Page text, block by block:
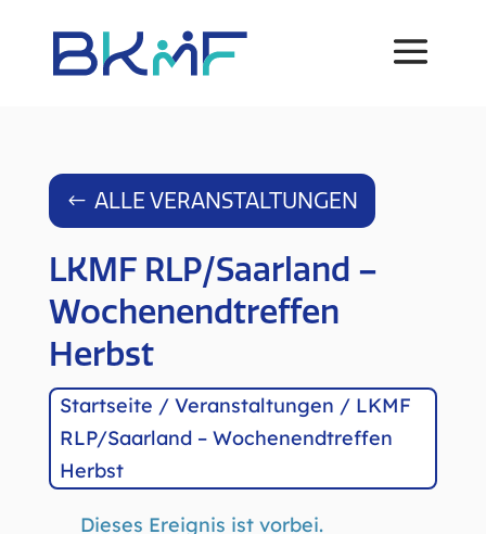
ALLE VERANSTALTUNGEN
LKMF RLP/Saarland –
Wochenendtreffen
Herbst
Startseite / Veranstaltungen / LKMF
RLP/Saarland – Wochenendtreffen
Herbst
Dieses Ereignis ist vorbei.